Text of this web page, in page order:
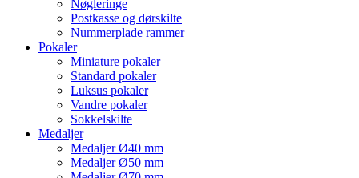
Nøgleringe
Postkasse og dørskilte
Nummerplade rammer
Pokaler
Miniature pokaler
Standard pokaler
Luksus pokaler
Vandre pokaler
Sokkelskilte
Medaljer
Medaljer Ø40 mm
Medaljer Ø50 mm